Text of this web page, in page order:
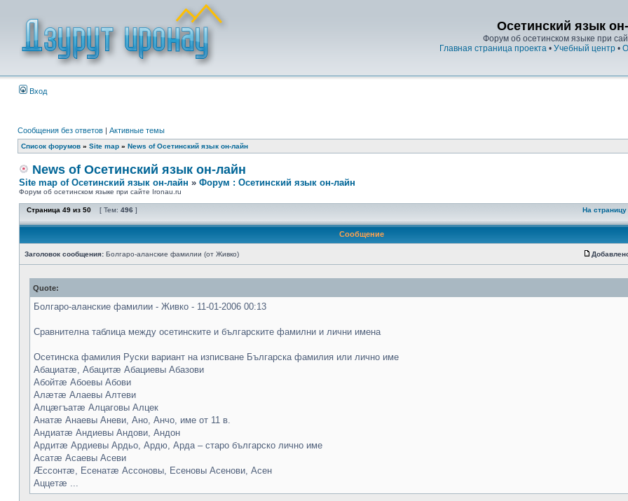
Осетинский язык
Форум об осетинском языке при
Главная страница проекта • Учебный центр •
Вход
Сообщения без ответов | Активные темы
Список форумов » Site map » News of Осетинский язык он-лайн
News of Осетинский язык он-лайн
Site map of Осетинский язык он-лайн » Форум : Осетинский язык он-лайн
Форум об осетинском языке при сайте Ironau.ru
Страница 49 из 50 [ Тем: 496 ] На страницу
Сообщение
Заголовок сообщения: Болгаро-аланские фамилии (от Живко)
Quote:
Болгаро-аланские фамилии - Живко - 11-01-2006 00:13
Сравнителна таблица между осетинските и българските фамилни и лични имена
Осетинска фамилия Руски вариант на изписване Българска фамилия или лично име
Абациатæ, Абацитæ Абациевы Абазови
Абойтæ Абоевы Абови
Алæтæ Алаевы Алтеви
Алцæгъатæ Алцаговы Алцек
Анатæ Анаевы Аневи, Ано, Анчо, име от 11 в.
Андиатæ Андиевы Андови, Андон
Ардитæ Ардиевы Ардьо, Ардю, Арда – старо българско лично име
Асатæ Асаевы Асеви
Æссонтæ, Есенатæ Ассоновы, Есеновы Асенови, Асен
Аццетæ ...